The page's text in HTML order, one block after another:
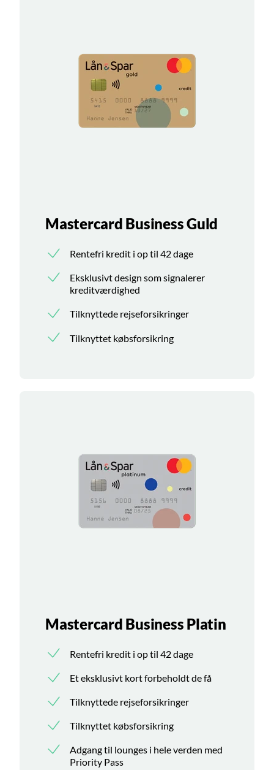
Mastercard Business Guld
Rentefri kredit i op til 42 dage
Eksklusivt design som signalerer
kreditværdighed
Tilknyttede rejseforsikringer
Tilknyttet købsforsikring
Mastercard Business Platin
Rentefri kredit i op til 42 dage
Et eksklusivt kort forbeholdt de få
Tilknyttede rejseforsikringer
Tilknyttet købsforsikring
Adgang til lounges i hele verden med
Priority Pass